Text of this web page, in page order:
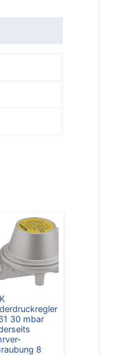
30 mbar
8